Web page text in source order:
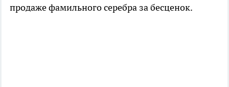
продаже фамильного серебра за бесценок.